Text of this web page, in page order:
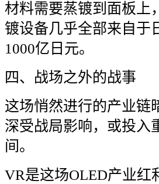
材料需要蒸镀到面板上
镀设备几乎全部来自于
1000亿日元。
四、战场之外的战事
这场悄然进行的产业链
深受战局影响，或投入
间。
VR是这场OLED产业红